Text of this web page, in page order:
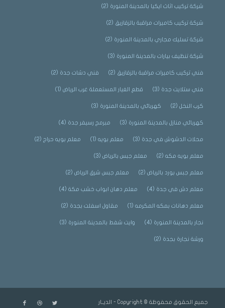
شركة تركيب اثاث ايكيا بالمدينة المنورة (2)
شركة تركيب كاميرات مراقبة بالزقازيق (2)
شركة تسليك مجاري بالمدينة المنورة (2)
شركة تنظيف بيارات بالمدينة المنورة (3)
فني تركيب كاميرات مراقبة بالزقازيق (2) فني دشات جدة (2)
فني ستلايت جدة (3) قطع الغيار المستعملة غرب الرياض(1)
كرب النخل(2) كهربائي بالمدينة المنورة (3)
كهربائي منازل بالمدينة المنورة (3) مبرمج رسيفر جدة (4)
محلات الدشوش في جدة (3) معلم بويه(1) معلم بويه حراج (2)
معلم بويه مكه(2) معلم جبس بالرياض(3)
معلم جبس بورد بالرياض(2) معلم جبس شرق الرياض(2)
معلم دش في جدة (4) معلم دهان ابواب خشب مكة(4)
معلم دهانات بمكه المكرمه(1) مقاول اسفلت بجدة (2)
نجار بالمدينة المنورة (4) وايت شفط بالمدينة المنورة (3)
ورشة نجارة بجدة (2)
جميع الحقوق محفوظة © Copyright - الديــار